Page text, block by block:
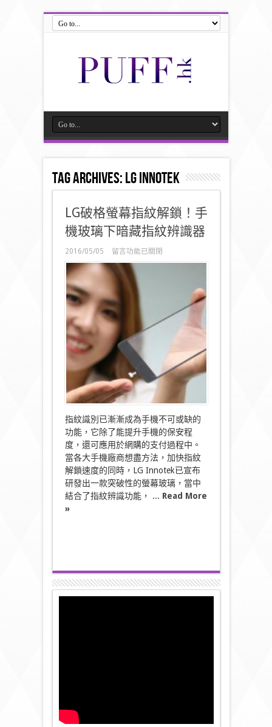
Tag Archives:LG Innotek
LG破格螢幕指紋解鎖！手
機玻璃下暗藏指紋辨識器
2016/05/05
在
〈LG
破
幕
指
紋
解
鎖！
手
機
璃
下
暗
藏
指
紋
辨
識
器〉
中
留言功能已關閉
指紋識別已漸漸成為手機不可或缺的
功能，它除了能提升手機的保安程
度，還可應用於網購的支付過程中。
當各大手機廠商想盡方法，加快指紋
解鎖速度的同時，LG Innotek已宣布
研發出一款突破性的螢幕玻璃，當中
結合了指紋辨識功能， ... Read More
»